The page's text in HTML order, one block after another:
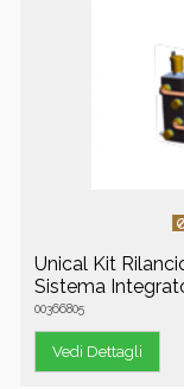
Unical Kit
Sistema
00366805
Vedi Dettagli